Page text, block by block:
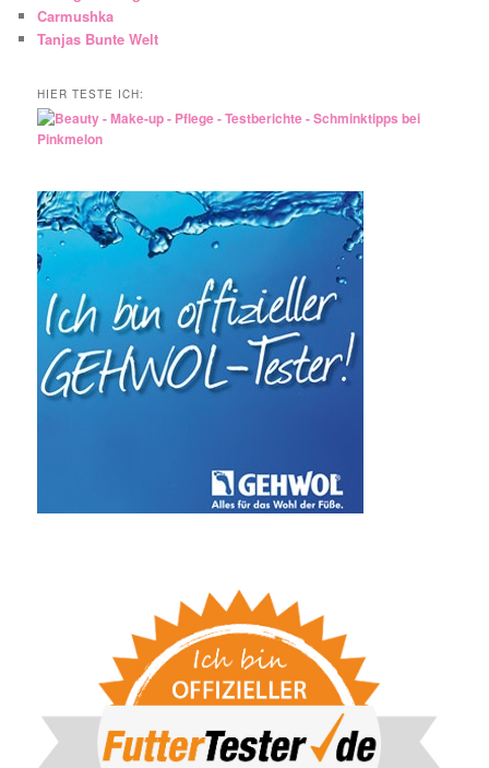
Carmushka
Tanjas Bunte Welt
HIER TESTE ICH: